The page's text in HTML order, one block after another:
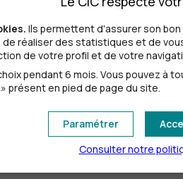
vous téléphonique avec un
concernés. Vous
toute autonomie. Vous
auprès des émetteurs
Ils permettent d'assurer son
réaliser des statistiques et de
de votre profil et de votre
pendant 6 mois. Vous pouvez à
présent en pied de page du site.
Paramétrer
Consulter notre